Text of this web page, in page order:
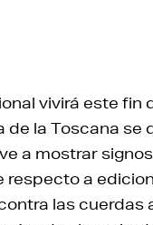
vivirá este fin
de la Toscana se
a mostrar
a
las cuerdas